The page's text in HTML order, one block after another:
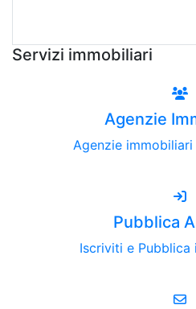
Servizi immobiliari
Agenzie
Agenzie
Pubblica
Iscriviti e